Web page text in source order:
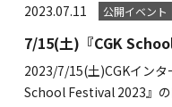
2023.07.11 公開イベント
7/15(土)『CGK
2023/7/15(土)CGKイン
School Festival 2023』